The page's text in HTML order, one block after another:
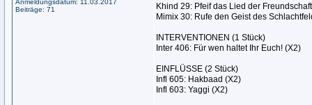
Anmeldungsdatum: 11.03.2017
Beiträge: 71
Khind 29: Pfeif das Lied der
Mimix 30: Rufe den Geist des
INTERVENTIONEN (1 Stück)
Inter 406: Für wen haltet Ihr Euch! (X2)
EINFLÜSSE (2 Stück)
Infl 605: Hakbaad (X2)
Infl 603: Yaggi (X2)